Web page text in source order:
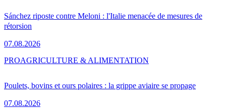
Sánchez riposte contre Meloni : l'Italie menacée de mesures de
rétorsion
07.08.2026
Poulets, bovins et ours polaires : la grippe aviaire se propage
07.08.2026
PROAGRICULTURE & ALIMENTATION